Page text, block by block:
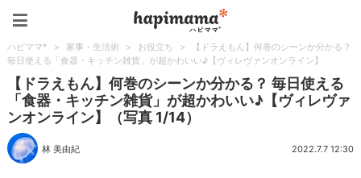
ハピママ* > 家事・生活術 > お役立ち >
【ドラえもん】何巻のシーンか分かる？
毎日使える「食器・キッチン雑貨」が超かわいい♪【ヴィレヴァンオンライン】
【ドラえもん】何巻のシーンか分かる？ 毎日使える
「食器・キッチン雑貨」が超かわいい♪【ヴィレヴァ
ンオンライン】（写真 1/14）
林 美由紀 2022.7.7 12:30